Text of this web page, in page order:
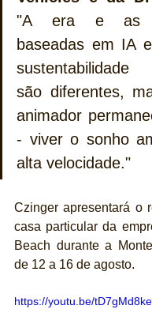
"A era e as
baseadas em IA
sustentabilidade
são diferentes,
animador
- viver o sonho
alta velocidade."
Czinger apresentará o
casa particular da
Beach durante a
de 12 a 16 de agosto.
https://youtu.be/